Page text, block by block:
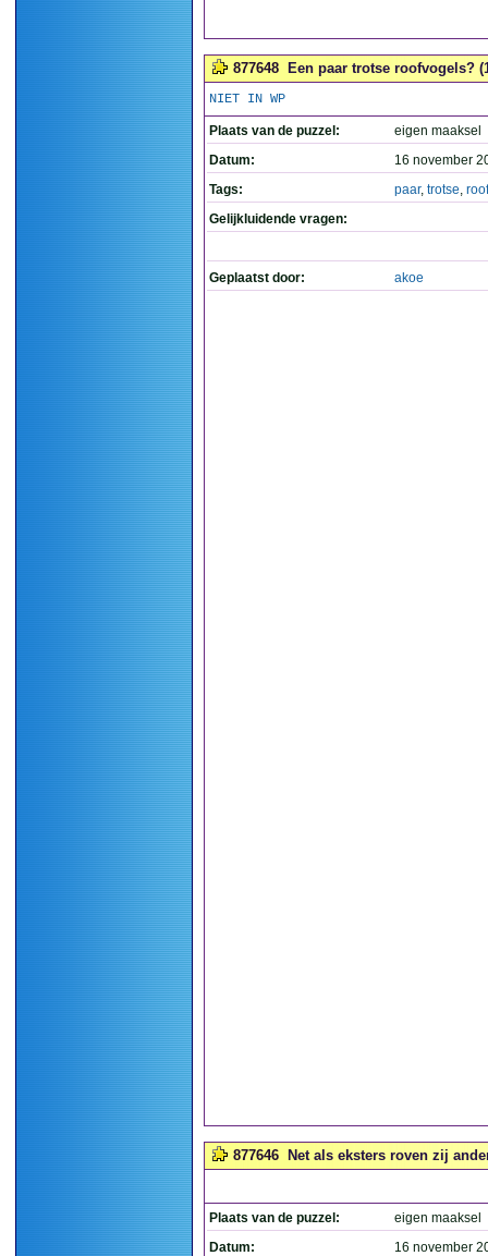
877648 Een paar trotse roofvogels?
NIET IN WP
Plaats van de puzzel:
eigen maaksel
Datum:
16 november
Tags:
paar, trotse,
Gelijkluidende vragen:
Geplaatst door: akoe
877646 Net als eksters roven zij
Plaats van de puzzel:
eigen maaksel
Datum:
16 november